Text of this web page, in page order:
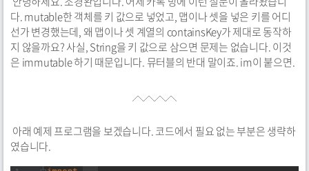
다. mutable한 객체를 키 값으로 넣었고, 맵이나 셋을 넣은 키를 어디
선가 변경했는데, 왜 맵이나 셋 계열의 containsKey가 제대로 동작하
지 않을까요? 사실, String을 키 값으로 삼으면 문제는 없습니다. 이것
은 immutable 하기 때문입니다. 뮤터블의 반대 말이죠. im이 붙으면.
아래 예제 프로그램을 보겠습니다. 코드에서 필요 없는 부분은 생략하
였습니다.